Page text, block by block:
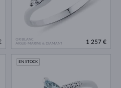
OR BLANC
AIGUE-MARINE & DIAMANT
1 257 €
EN STOCK